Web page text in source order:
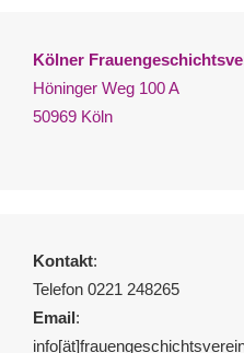
Kölner
Höninger Weg 100 A
50969 Köln
Kontakt:
Telefon 0221 248265
Email: